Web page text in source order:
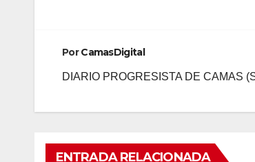
PorCamasDigital
DIARIO PROGRESISTA DE CAMAS
ENTRADA RELACIONADA